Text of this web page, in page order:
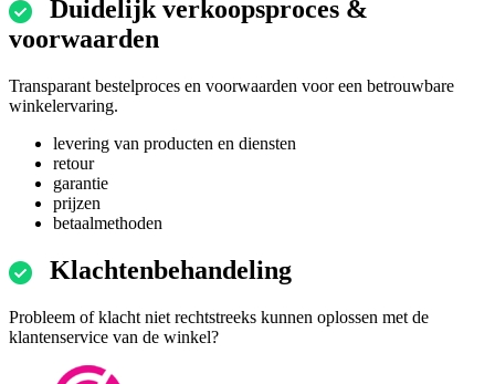
Duidelijk verkoopsproces &
voorwaarden
Transparant bestelproces en voorwaarden voor een betrouwbare
winkelervaring.
levering van producten en diensten
retour
garantie
prijzen
betaalmethoden
Klachtenbehandeling
Probleem of klacht niet rechtstreeks kunnen oplossen met de
klantenservice van de winkel?